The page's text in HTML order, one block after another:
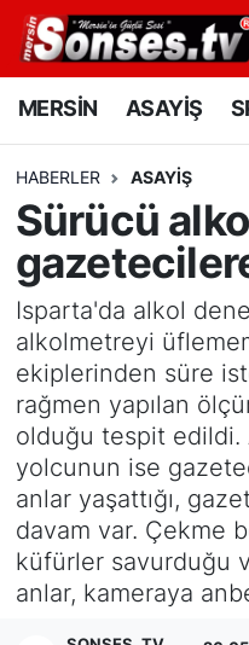
MERSİN ASAYİŞ
HABERLER ASAYİŞ
Sürücü
Isparta'da alkol
alkolmetreyi
ekiplerinden süre
rağmen yapılan
olduğu tespit edildi.
yolcunun ise
anlar yaşattığı,
davam var. Çekme
küfürler savurduğu
anlar, kameraya
MERSİN
SPOR
GÜNÜN MANŞETİ
DÜNYA
KÜLTÜR - SANAT
MAGAZİN
SAĞLIK
Siyaset
Mersin Nöbetçi
Mersin Namaz
Mersin Trafik
Süper Lig Puan
Tüm Manşetler
Son Dakika
Haber Arşivi